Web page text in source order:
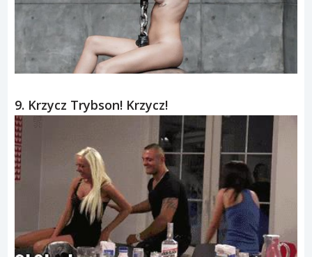
Przyznajcie się… kto nie odpowiedział na zagadkę?